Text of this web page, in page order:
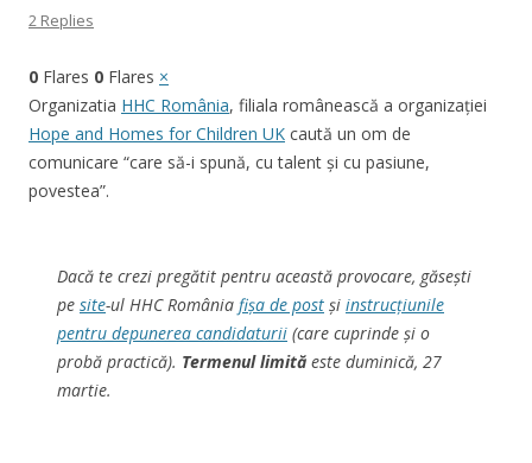
2 Replies
0 Flares 0 Flares ×
Organizatia HHC România, filiala românească a organizației
Hope and Homes for Children UK caută un om de
comunicare “care să-i spună, cu talent și cu pasiune,
povestea”.
Dacă te crezi pregătit pentru această provocare, găsești
pe site-ul HHC România fișa de post și instrucțiunile
pentru depunerea candidaturii (care cuprinde și o
probă practică). Termenul limită este duminică, 27
martie.